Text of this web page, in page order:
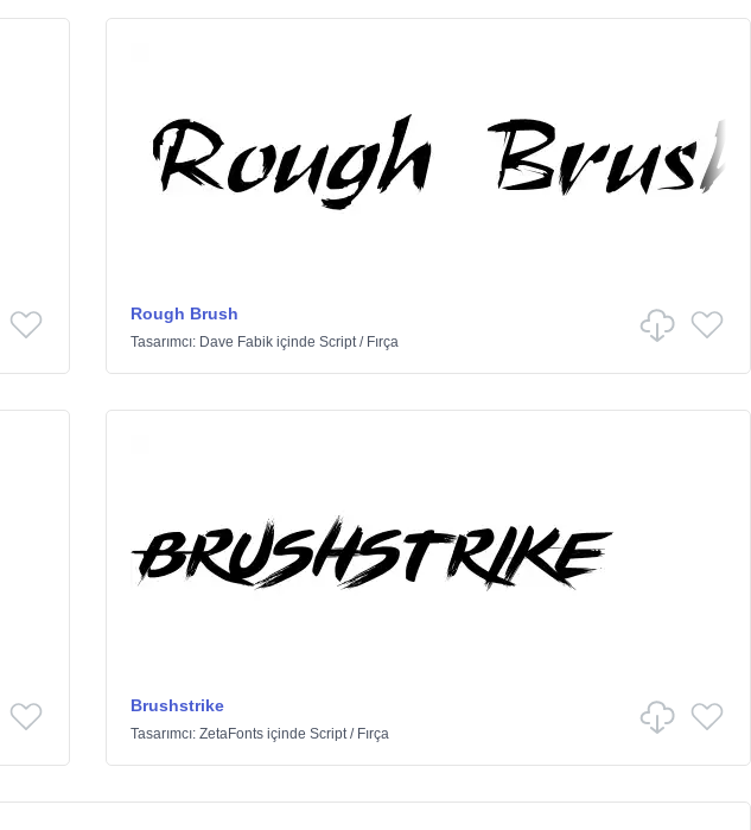
Rough Brush
Tasarımcı: Dave Fabikiçinde Script/ Fırça
Brushstrike
Tasarımcı: ZetaFontsiçinde Script/ Fırça